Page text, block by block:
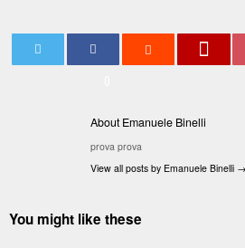
About Emanuele Binelli
prova prova
View all posts by Emanuele Binelli →
You might like these